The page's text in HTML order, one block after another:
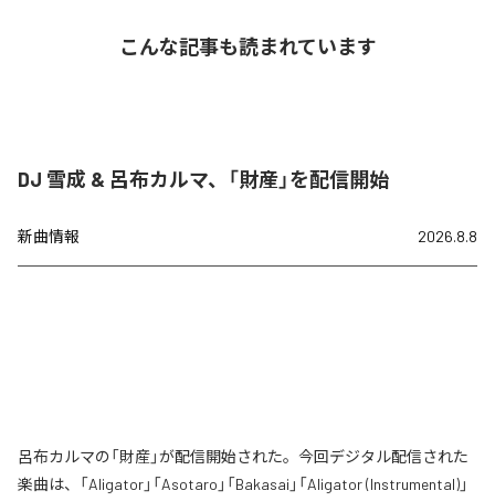
こんな記事も読まれています
DJ 雪成 & 呂布カルマ、「財産」を配信開始
新曲情報 2026.8.8
呂布カルマの「財産」が配信開始された。今回デジタル配信された
楽曲は、「Aligator」「Asotaro」「Bakasai」「Aligator (Instrumental)」